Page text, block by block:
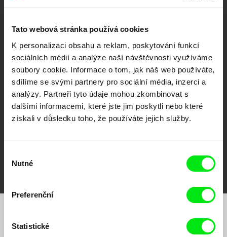
Tato webová stránka používá cookies
K personalizaci obsahu a reklam, poskytování funkcí
sociálních médií a analýze naší návštěvnosti využíváme
soubory cookie. Informace o tom, jak náš web používáte,
sdílíme se svými partnery pro sociální média, inzerci a
analýzy. Partneři tyto údaje mohou zkombinovat s
dalšími informacemi, které jste jim poskytli nebo které
získali v důsledku toho, že používáte jejich služby.
souhlasu
Nutné
Preferenční
Statistické
CPH:DOX Doclisboa
Millennium Docs
Against Gravity
DOK Leipzig
Chcete být pravidelně informováni o našem